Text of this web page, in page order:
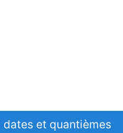
dates et quantièmes